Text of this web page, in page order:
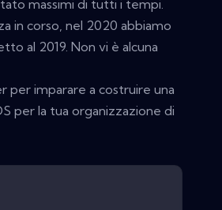
massimi di tutti i tempi.
in corso, nel 2020 abbiamo
al 2019. Non vi è alcuna
per imparare a costruire una
per la tua organizzazione di